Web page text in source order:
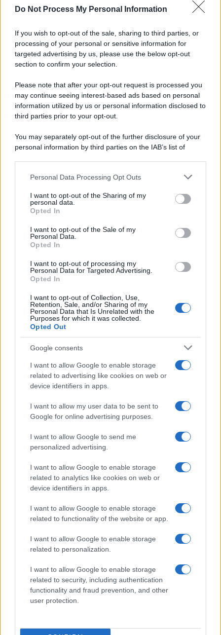
Do Not Process My Personal Information
If you wish to opt-out of the sale, sharing to third parties, or
processing of your personal or sensitive information for
targeted advertising by us, please use the below opt-out
section to confirm your selection.
Please note that after your opt-out request is processed you
may continue seeing interest-based ads based on personal
information utilized by us or personal information disclosed to
third parties prior to your opt-out.
You may separately opt-out of the further disclosure of your
personal information by third parties on the IAB’s list of
This information may also be disclosed by us to third parties
disclose it to other third parties.
Please note that this website/app uses one or more Google
services and may gather and store information including but
not limited to your visit or usage behaviour. You may click to
grant or deny consent to Google and its third-party tags to
consent section.
Personal Data Processing Opt Outs
I want to opt-out of the Sharing of my
personal data.
Opted In
I want to opt-out of the Sale of my
Personal Data.
Opted In
I want to opt-out of processing my
Personal Data for Targeted Advertising.
Opted In
I want to opt-out of Collection, Use,
Retention, Sale, and/or Sharing of my
Personal Data that Is Unrelated with the
Purposes for which it was collected.
Opted Out
Google consents
I want to allow Google to enable storage
related to advertising like cookies on web or
device identifiers in apps.
I want to allow my user data to be sent to
Google for online advertising purposes.
I want to allow Google to send me
personalized advertising.
I want to allow Google to enable storage
related to analytics like cookies on web or
device identifiers in apps.
I want to allow Google to enable storage
related to functionality of the website or app.
I want to allow Google to enable storage
related to personalization.
I want to allow Google to enable storage
related to security, including authentication
functionality and fraud prevention, and other
user protection.
Quindici persone in una casa: blitz anti-degrado
Salernitana, il Perugia prende Quirini e Carriero
ma si fionda su due obiettivi
CHI SIAMO CONTATTI PUBBLICITÀ LAVORA CON NOI
OTTO CHANNEL
Iscritto al Registro degli Operatori di Comunicazione n. 37512